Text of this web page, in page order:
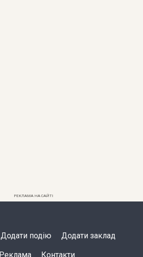
РЕКЛАМА НА САЙТІ
Додати подію Додати заклад
Реклама Контакти